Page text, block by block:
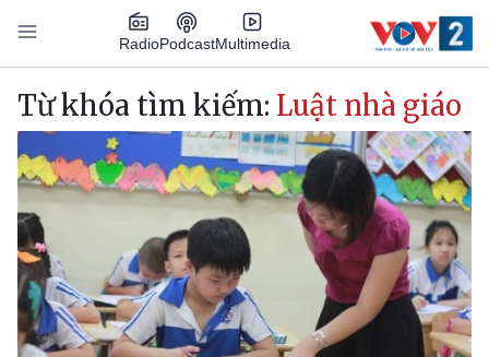
Nhảy đến nội dung
RadioPodcastMultimedia
Main navigation
Từ khóa tìm kiếm: Luật nhà giáo